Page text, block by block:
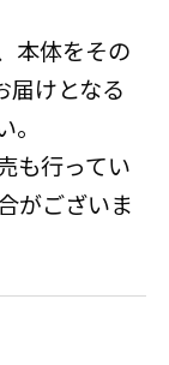
本体をその
届けとなる
も行ってい
がございま